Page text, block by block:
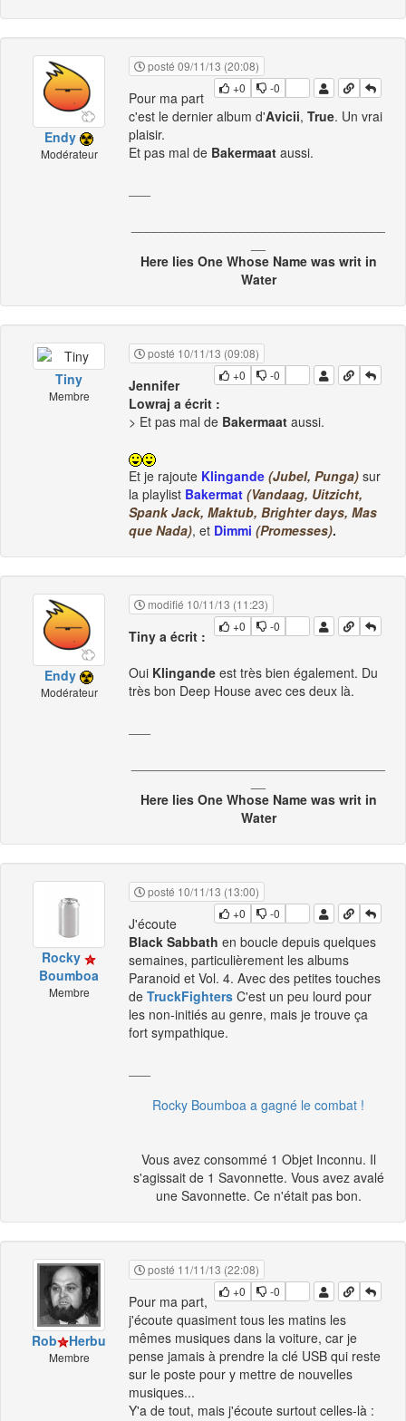
Endy
Modérateur
posté 09/11/13 (20:08)
+0
-0
Pour ma part
c'est le dernier album d'Avicii, True. Un vrai
plaisir.
Et pas mal de Bakermaat aussi.
Here lies One Whose Name was writ in
Water
Tiny
Membre
posté 10/11/13 (09:08)
+0
-0
Jennifer
Lowraj a écrit :
> Et pas mal de Bakermaat aussi.
Et je rajoute Klingande (Jubel, Punga) sur
la playlist Bakermat (Vandaag, Uitzicht,
Spank Jack, Maktub, Brighter days, Mas
que Nada), et Dimmi (Promesses).
Endy
Modérateur
modifié 10/11/13 (11:23)
+0
-0
Tiny a écrit :
Oui Klingande est très bien également. Du
très bon Deep House avec ces deux là.
Here lies One Whose Name was writ in
Water
Rocky
Boumboa
Membre
posté 10/11/13 (13:00)
+0
-0
J'écoute
Black Sabbath en boucle depuis quelques
semaines, particulièrement les albums
Paranoid et Vol. 4. Avec des petites touches
de TruckFighters C'est un peu lourd pour
les non-initiés au genre, mais je trouve ça
fort sympathique.
Rocky Boumboa a gagné le combat !
Vous avez consommé 1 Objet Inconnu. Il
s'agissait de 1 Savonnette. Vous avez avalé
une Savonnette. Ce n'était pas bon.
Rob Herbu
Membre
posté 11/11/13 (22:08)
+0
-0
Pour ma part,
j'écoute quasiment tous les matins les
mêmes musiques dans la voiture, car je
pense jamais à prendre la clé USB qui reste
sur le poste pour y mettre de nouvelles
musiques...
Y'a de tout, mais j'écoute surtout celles-là :